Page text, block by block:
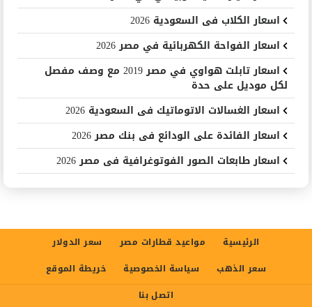
اسعار الكلاب فى السعودية 2026
اسعار الفواحة الكهربائية في مصر 2026
اسعار تابلت هواوي في مصر 2019 مع وصف مفصل
لكل موديل على حدة
اسعار الغسالات الاتوماتيك فى السعودية 2026
اسعار الفائدة على الودائع فى بنك مصر 2026
اسعار طابعات الصور الفوتوغرافية فى مصر 2026
الرئيسية مواعيد قطارات مصر
سعر الدولار
سعر الذهب
سياسة الخصوصية
خريطة الموقع
اتصل بنا